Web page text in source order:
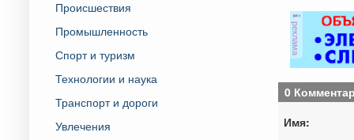
Происшествия
Промышленность
Спорт и туризм
Технологии и наука
Транспорт и дороги
Увлечения
реклама
0
Имя: